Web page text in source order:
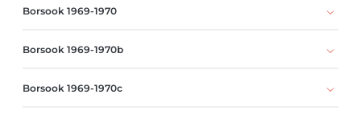
Borsook 1969-1970
Borsook 1969-1970b
Borsook 1969-1970c